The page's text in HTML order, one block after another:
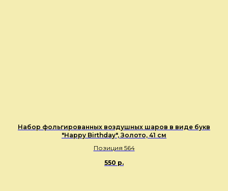
Набор фольгированных воздушных шаров в виде букв
"Happy Birthday", Золото, 41 см
Позиция 564
550 р.